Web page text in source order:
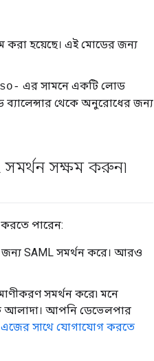
করা হয়েছে। এই মোডের জন্য
এর সামনে একটি লোড
ব্যালেন্সার থেকে অনুরোধের জন্য
সক্ষম করুন৷
পারেন:
জন্য SAML সমর্থন করে। আরও
সমর্থন করে৷ মনে
আলাদা। আপনি ডেভেলপার
এজের সাথে যোগাযোগ করতে